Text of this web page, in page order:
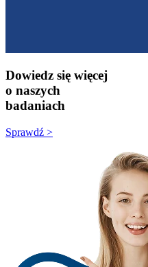
Dowiedz się więcej
o naszych
badaniach
Sprawdź >